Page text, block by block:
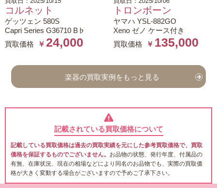
コルネット
ゲッツェン 580S
Capri Series G36710 B♭
買取価格
￥ 24,000
トロンボーン
ヤマハ YSL-882GO
Xeno ゼノ ケース付き
買取価格
￥ 135,000
楽器の買取実例をもっと見る
記載されている買取価格について
記載している買取価格は過去の買取実績を元にした参考買取価格で、買取
価格を保証するものでございません。 お品物の状態、発行年度、付属品の
有無、在庫状況、現在の相場などにより同名のお品物でも、実際の買取価
格が大きく変動する場合がございますので予めご了承下さい。